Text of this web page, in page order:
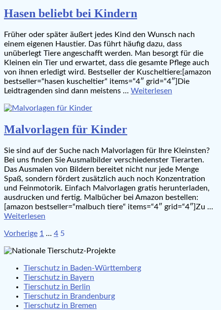
Hasen beliebt bei Kindern
Früher oder später äußert jedes Kind den Wunsch nach
einem eigenen Haustier. Das führt häufig dazu, dass
unüberlegt Tiere angeschafft werden. Man besorgt für die
Kleinen ein Tier und erwartet, dass die gesamte Pflege auch
von ihnen erledigt wird. Bestseller der Kuscheltiere:[amazon
bestseller=“hasen kuscheltier“ items=“4″ grid=“4″]Die
Leidtragenden sind dann meistens … Weiterlesen
Malvorlagen für Kinder
Sie sind auf der Suche nach Malvorlagen für Ihre Kleinsten?
Bei uns finden Sie Ausmalbilder verschiedenster Tierarten.
Das Ausmalen von Bildern bereitet nicht nur jede Menge
Spaß, sondern fördert zusätzlich auch noch Konzentration
und Feinmotorik. Einfach Malvorlagen gratis herunterladen,
ausdrucken und fertig. Malbücher bei Amazon bestellen:
[amazon bestseller=“malbuch tiere“ items=“4″ grid=“4″]Zu …
Weiterlesen
Seitennummerierung
der
Vorherige 1 … 4 5
Tierschutz in Baden-Württemberg
Tierschutz in Bayern
Tierschutz in Berlin
Tierschutz in Brandenburg
Tierschutz in Bremen